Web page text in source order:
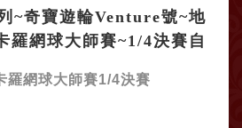
~奇寶遊輪Venture號~地
羅網球大師賽~1/4決賽自
羅網球大師賽1/4決賽